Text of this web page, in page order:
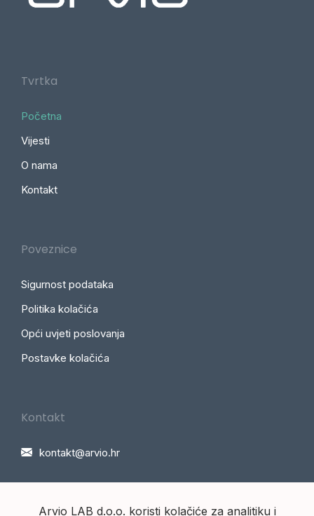
Tvrtka
Početna
Vijesti
O nama
Kontakt
Poveznice
Sigurnost podataka
Politika kolačića
Opći uvjeti poslovanja
Postavke kolačića
Kontakt
kontakt@arvio.hr